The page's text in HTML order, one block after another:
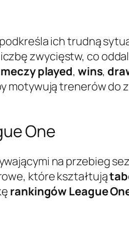
ich trudną
zwycięstw, co
meczy played, wins,
motywują trenerów do
One
na przebieg
które kształtują
rankingów League